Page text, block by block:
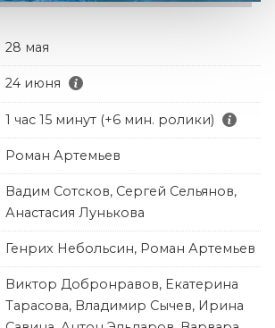
28 мая
24 июня
1 час 15 минут (+6 мин. ролики)
Роман Артемьев
Вадим Сотсков, Сергей Сельянов,
Анастасия Лунькова
Генрих Небольсин, Роман Артемьев
Виктор Добронравов, Екатерина
Тарасова, Владимир Сычев, Ирина